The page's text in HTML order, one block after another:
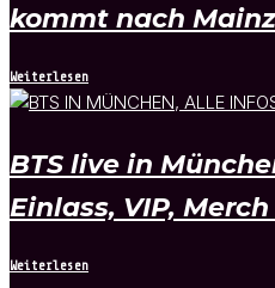
kommt nach
Weiterlesen
BTS live in
Einlass, VIP,
Weiterlesen